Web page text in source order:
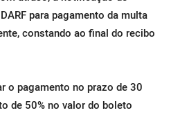
para pagamento da multa
constando ao final do recibo
o pagamento no prazo de 30
de 50% no valor do boleto